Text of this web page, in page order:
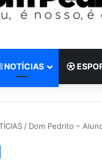
NOTÍCIAS
/ Dom Pedrito –